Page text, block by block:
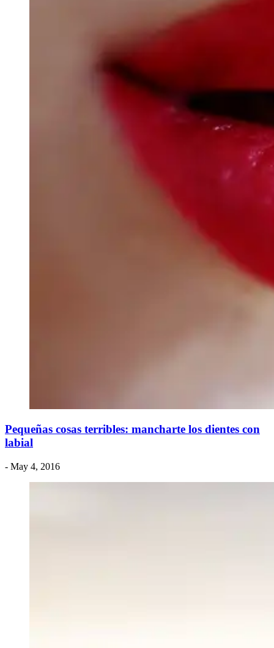
Pequeñas cosas terribles: mancharte los dientes con
labial
- May 4, 2016